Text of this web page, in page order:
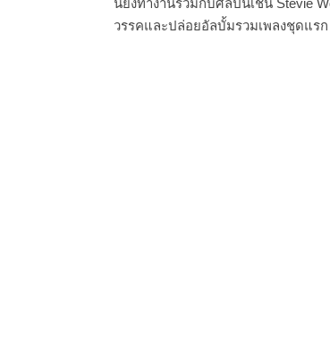
นี้ยังทำงานร่วมกับศิลปินเช่น Stevie
วรรคและปล่อยอัลบั้มรวมเพลงชุดแร